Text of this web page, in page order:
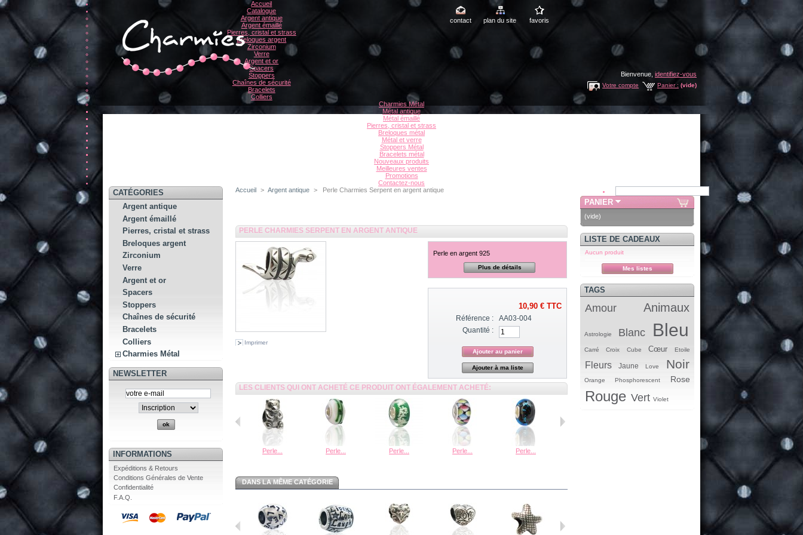
contact plan du site favoris
Bienvenue, identifiez-vous
Panier : (vide)
Votre compte
Accueil
Catalogue
Argent antique
Argent émaillé
Pierres, cristal et strass
Breloques argent
Zirconium
Verre
Argent et or
Spacers
Stoppers
Chaînes de sécurité
Bracelets
Colliers
Charmies Métal
Métal antique
Métal émaillé
Pierres, cristal et strass
Breloques métal
Métal et verre
Stoppers Métal
Bracelets métal
Nouveaux produits
Meilleures ventes
Promotions
Contactez-nous
CATÉGORIES
Argent antique
Argent émaillé
Pierres, cristal et strass
Breloques argent
Zirconium
Verre
Argent et or
Spacers
Stoppers
Chaînes de sécurité
Bracelets
Colliers
Charmies Métal
NEWSLETTER
INFORMATIONS
Expéditions & Retours
Conditions Générales de Vente
Confidentialité
F.A.Q.
Accueil > Argent antique > Perle Charmies Serpent en argent antique
PERLE CHARMIES SERPENT EN ARGENT ANTIQUE
Imprimer
Perle en argent 925
Plus de détails
10,90 €TTC
Référence :
AA03-004
Quantité :
Ajouter à ma liste
LES CLIENTS QUI ONT ACHETÉ CE PRODUIT ONT ÉGALEMENT ACHETÉ:
Perle... Perle... Perle... Perle... Perle... Spacer... Breloque...
DANS LA MÊME CATÉGORIE
PANIER
(vide)
LISTE DE CADEAUX
Aucun produit
Mes listes
TAGS
Amour Animaux
Astrologie Blanc Bleu
Carré Croix Cube Cœur Etoile
Fleurs Jaune Love Noir
Orange Phosphorescent Rose
Rouge Vert Violet